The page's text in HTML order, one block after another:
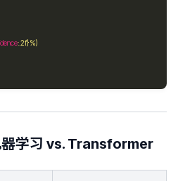
:.2f}%)
学习 vs. Transformer